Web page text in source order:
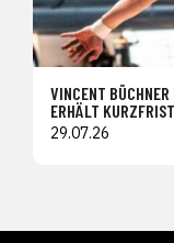
VINCENT
ERHÄLT
29.07.26